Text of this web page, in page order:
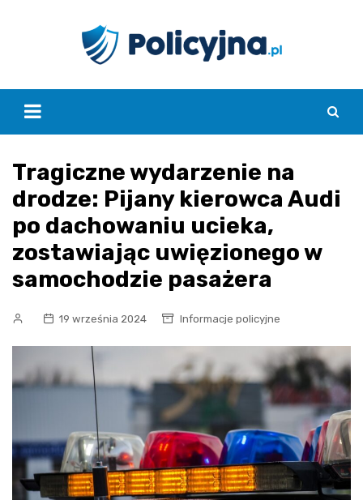
Tragiczne wydarzenie na
drodze: Pijany kierowca Audi
po dachowaniu ucieka,
zostawiając uwięzionego w
samochodzie pasażera
19 września 2024 Informacje policyjne